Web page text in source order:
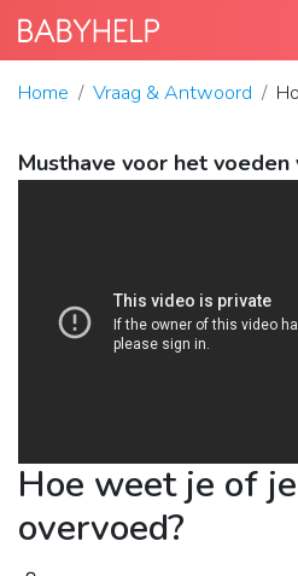
Home Vraag & Antwoord
Musthave voor het voeden
Hoe weet je of
overvoed?